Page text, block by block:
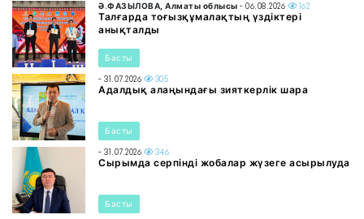
Ә.ФАЗЫЛОВА, Алматы облысы - 06.08.2026 162
Талғарда тоғызқұмалақтың үздіктері
анықталды
Басты
- 31.07.2026 305
Адалдық алаңындағы зияткерлік шара
Басты
- 31.07.2026 346
Сырымда серпінді жобалар жүзеге асырылуда
Басты